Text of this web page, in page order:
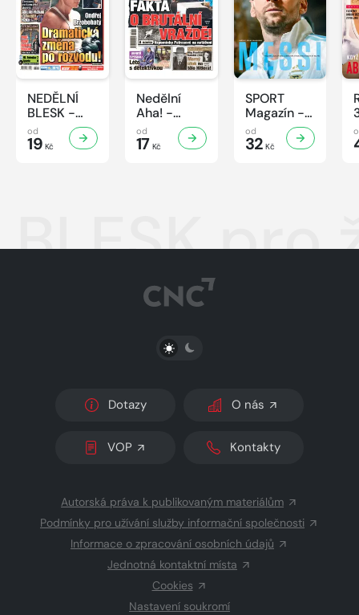
NEDĚLNÍ
BLESK -
32/2026
od
19 Kč
Nedělní
Aha! -
32/2026
od
17 Kč
SPORT
Magazín -
32/2026
od
32 Kč
BLESK
PŘEPNOUT SVĚTLÝ/TMAVÝ REŽIM
Dotazy O nás
VOP Kontakty
Autorská práva k publikovaným materiálům
Podmínky pro užívání služby informační společnosti
Informace o zpracování osobních údajů
Jednotná kontaktní místa
Cookies
Nastavení soukromí